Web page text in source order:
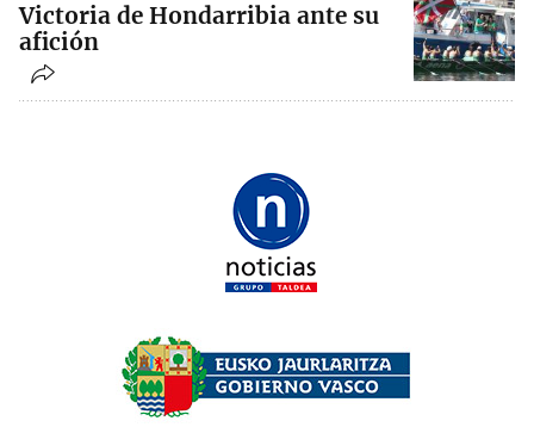
Victoria de Hondarribia ante su
afición